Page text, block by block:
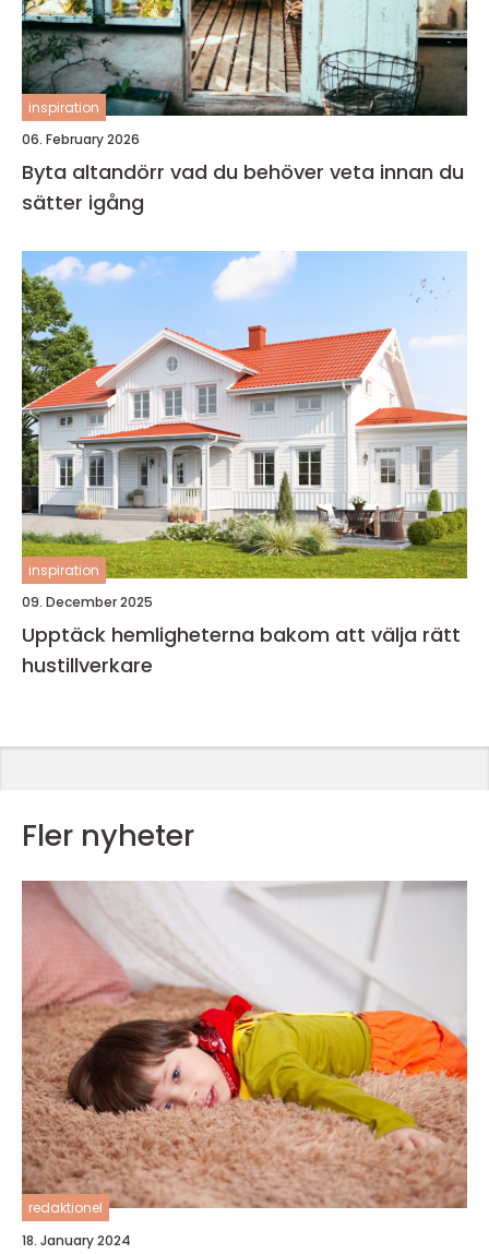
inspiration
06. February 2026
Byta altandörr vad du behöver veta innan du
sätter igång
inspiration
09. December 2025
Upptäck hemligheterna bakom att välja rätt
hustillverkare
Fler nyheter
redaktionel
18. January 2024